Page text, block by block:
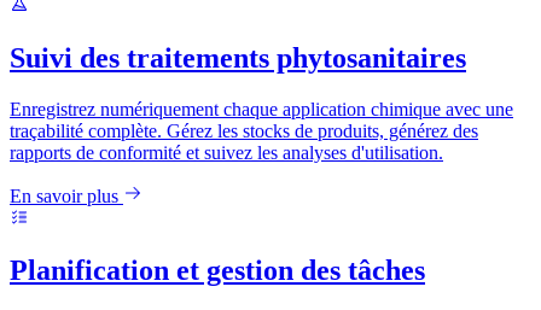
Suivi des traitements phytosanitaires
Enregistrez numériquement chaque application chimique avec une
traçabilité complète. Gérez les stocks de produits, générez des
rapports de conformité et suivez les analyses d'utilisation.
En savoir plus
Planification et gestion des tâches